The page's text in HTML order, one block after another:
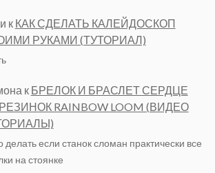
к КАК СДЕЛАТЬ КАЛЕЙДОСКОП
РУКАМИ (ТУТОРИАЛ)
к БРЕЛОК И БРАСЛЕТ СЕРДЦЕ
RAINBOW LOOM (ВИДЕО
делать если станок сломан практически все
на стоянке